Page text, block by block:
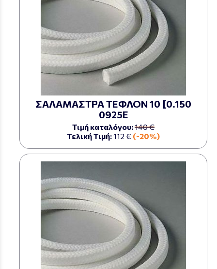
ΣΑΛΑΜΑΣΤΡΑ ΤΕΦΛΟΝ 10 [0.150
0925Ε
Τιμή καταλόγου:140 €
Τελική Τιμή:112 € (-20%)